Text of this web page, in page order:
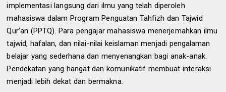
implementasi langsung dari ilmu yang telah diperoleh
mahasiswa dalam Program Penguatan Tahfizh dan Tajwid
Qur’an (PPTQ). Para pengajar mahasiswa menerjemahkan ilmu
tajwid, hafalan, dan nilai-nilai keislaman menjadi pengalaman
belajar yang sederhana dan menyenangkan bagi anak-anak.
Pendekatan yang hangat dan komunikatif membuat interaksi
menjadi lebih dekat dan bermakna.